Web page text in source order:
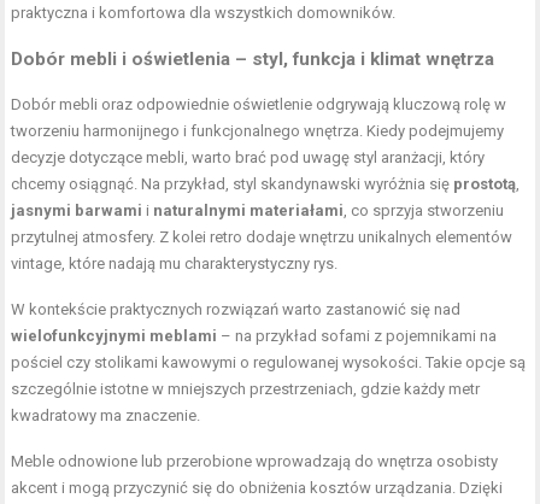
praktyczna i komfortowa dla wszystkich domowników.
Dobór mebli i oświetlenia – styl, funkcja i klimat wnętrza
Dobór mebli oraz odpowiednie oświetlenie odgrywają kluczową rolę w
tworzeniu harmonijnego i funkcjonalnego wnętrza. Kiedy podejmujemy
decyzje dotyczące mebli, warto brać pod uwagę styl aranżacji, który
chcemy osiągnąć. Na przykład, styl skandynawski wyróżnia się prostotą,
jasnymi barwami i naturalnymi materiałami, co sprzyja stworzeniu
przytulnej atmosfery. Z kolei retro dodaje wnętrzu unikalnych elementów
vintage, które nadają mu charakterystyczny rys.
W kontekście praktycznych rozwiązań warto zastanowić się nad
wielofunkcyjnymi meblami – na przykład sofami z pojemnikami na
pościel czy stolikami kawowymi o regulowanej wysokości. Takie opcje są
szczególnie istotne w mniejszych przestrzeniach, gdzie każdy metr
kwadratowy ma znaczenie.
Meble odnowione lub przerobione wprowadzają do wnętrza osobisty
akcent i mogą przyczynić się do obniżenia kosztów urządzania. Dzięki